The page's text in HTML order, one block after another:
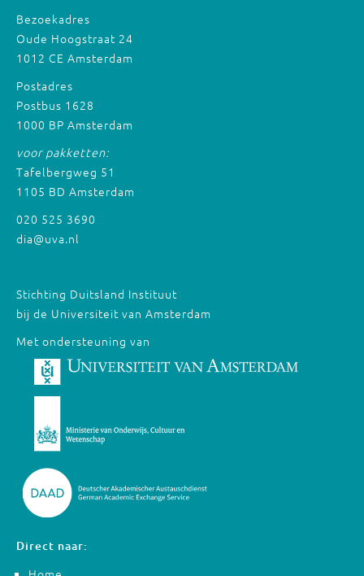
Bezoekadres
Oude Hoogstraat 24
1012 CE Amsterdam
Postadres
Postbus 1628
1000 BP Amsterdam
voor pakketten:
Tafelbergweg 51
1105 BD Amsterdam
020 525 3690
dia@uva.nl
Stichting Duitsland Instituut
bij de Universiteit van Amsterdam
Met ondersteuning van
Direct naar: